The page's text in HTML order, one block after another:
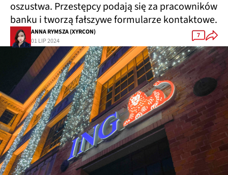
oszustwa. Przestępcy podają się za pracowników
banku i tworzą fałszywe formularze kontaktowe.
ANNA RYMSZA (XYRCON)
01 LIP 2024
7